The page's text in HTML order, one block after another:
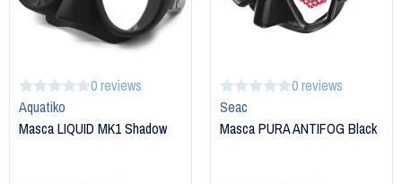
0 reviews
Aquatiko
Masca LIQUID MK1 Shadow
0 reviews
Seac
Masca PURA ANTIFOG Black